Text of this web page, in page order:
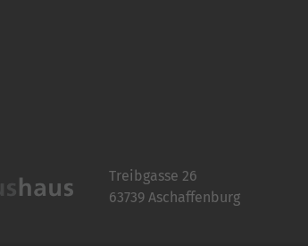
Treibgasse 26
63739 Aschaffenburg